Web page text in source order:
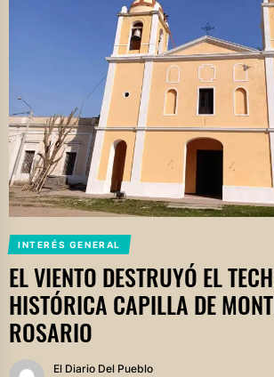
INTERÉS GENERAL
EL VIENTO DESTRUYÓ EL
HISTÓRICA CAPILLA DE
ROSARIO
El Diario Del Pueblo